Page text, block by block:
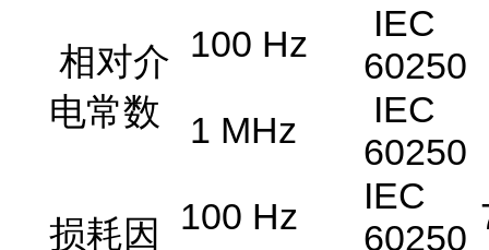
相对介
电常数
100 Hz
IEC
60250
1 MHz
IEC
60250
损耗因
100 Hz
IEC
60250